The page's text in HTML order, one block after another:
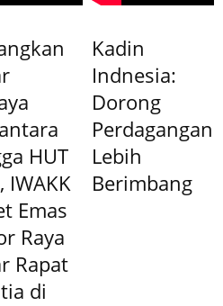
HUT
IWAKK
Emas
Raya
Rapat
di
Kadin
Indnesia:
Dorong
Perdagangan
Lebih
Berimbang